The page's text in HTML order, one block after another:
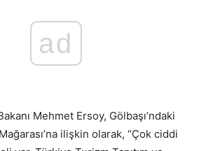
ad
Mehmet Ersoy, Gölbaşı’ndaki
ilişkin olarak, “Çok ciddi